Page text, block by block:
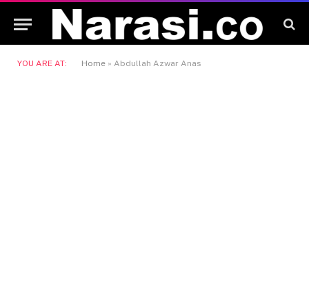
YOU ARE AT: Home » Abdullah Azwar Anas